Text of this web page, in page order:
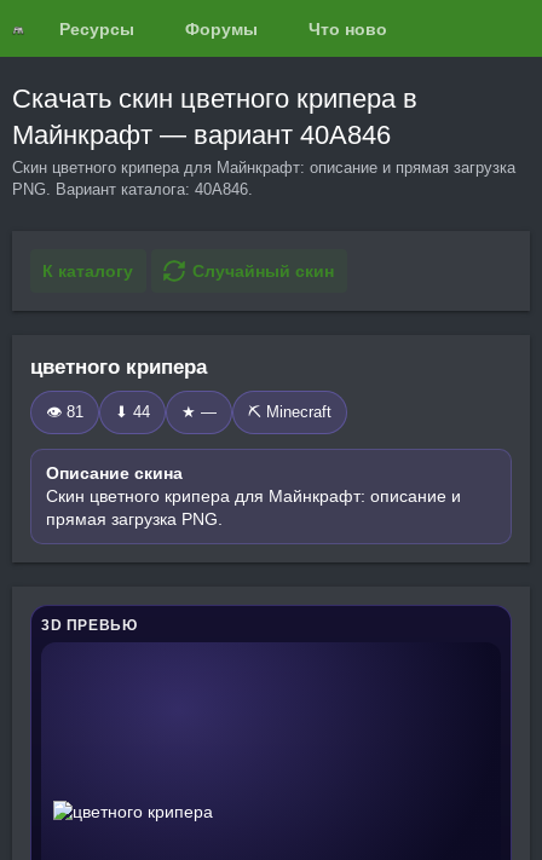
Ресурсы Форумы Что нового?
Скачать скин цветного крипера в
Майнкрафт — вариант 40A846
Скин цветного крипера для Майнкрафт: описание и прямая загрузка
PNG. Вариант каталога: 40A846.
К каталогу Случайный скин
цветного крипера
👁 81 ⬇ 44 ★ — ⛏️ Minecraft
Описание скина
Скин цветного крипера для Майнкрафт: описание и
прямая загрузка PNG.
3D ПРЕВЬЮ